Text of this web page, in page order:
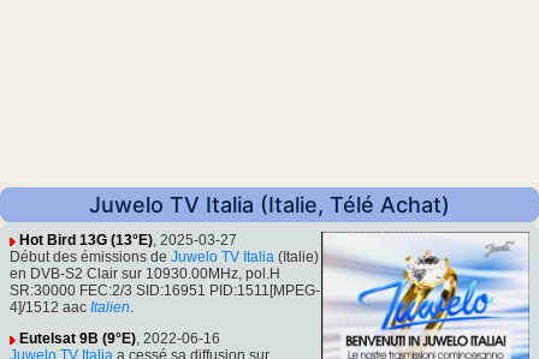
Juwelo TV Italia (Italie, Télé Achat)
Hot Bird 13G (13°E), 2025-03-27
Début des émissions de Juwelo TV Italia (Italie)
en DVB-S2 Clair sur 10930.00MHz, pol.H
SR:30000 FEC:2/3 SID:16951 PID:1511[MPEG-
4]/1512 aac Italien.
Eutelsat 9B (9°E), 2022-06-16